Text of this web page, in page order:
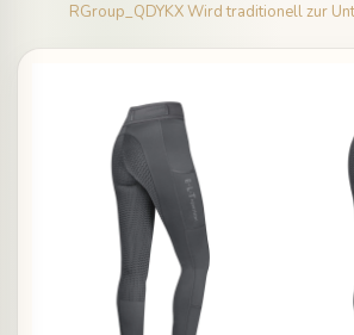
RGroup_QDYKX Wird traditionell zur